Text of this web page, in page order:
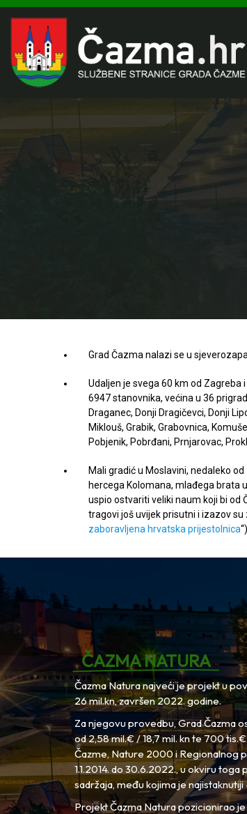
Grad Čazma nalazi se u
Udaljen je svega 60 km od
6947 stanovnika, većina u 36
Draganec, Donji Dragičevci, Donji
Miklouš, Grabik, Grabovnica,
Pobjenik, Pobrđani, Prnjarovac,
Mali gradić u Moslavini, nedaleko
hercega Kolomana, mlađega brata
uspio ostvariti veliki naum koji bi od
tragovi još uvijek prisutni i izazov su
zaboravljena hrvatska prijestolnica“)
ČAZMA NATURA
Čazma Natura najveći je projekt u
26 mil.kn, završen 2022. godine.
Za njegovu provedbu, Grad Čazma
od 2,58 mil.€ / 18,7 mil. kn te 700
Čazme, Nature 2000 i Regionalnog
1.1.2014. do 30.6.2022., u okviru toga
sadržaja, među kojima je
Projekt Čazma Natura pozicionirao